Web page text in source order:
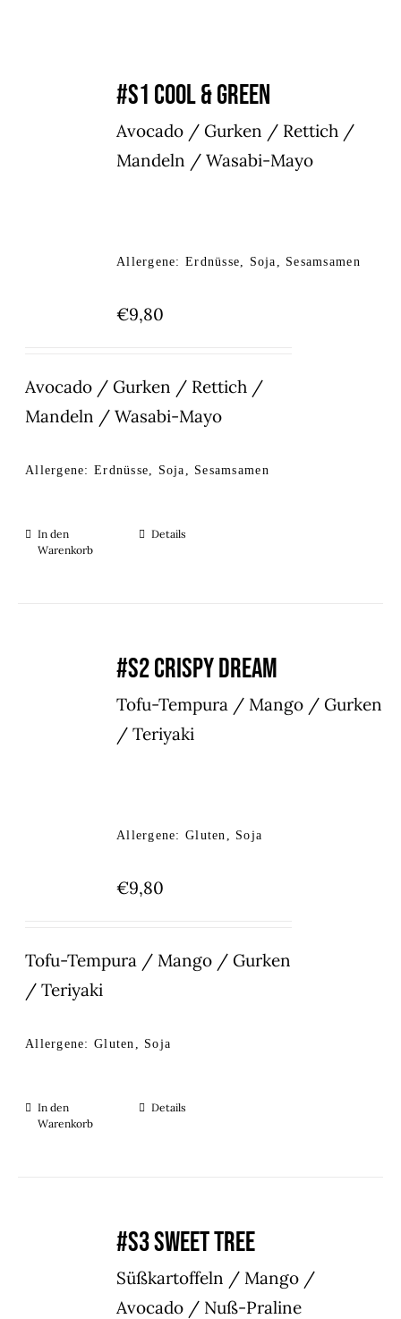
#S1 COOL & GREEN
Avocado / Gurken / Rettich /
Mandeln / Wasabi-Mayo
Allergene: Erdnüsse, Soja, Sesamsamen
€9,80
Avocado / Gurken / Rettich /
Mandeln / Wasabi-Mayo
Allergene: Erdnüsse, Soja, Sesamsamen
In den
Warenkorb
Details
#S2 CRISPY DREAM
Tofu-Tempura / Mango / Gurken
/ Teriyaki
Allergene: Gluten, Soja
€9,80
Tofu-Tempura / Mango / Gurken
/ Teriyaki
Allergene: Gluten, Soja
In den
Warenkorb
Details
#S3 SWEET TREE
Süßkartoffeln / Mango /
Avocado / Nuß-Praline